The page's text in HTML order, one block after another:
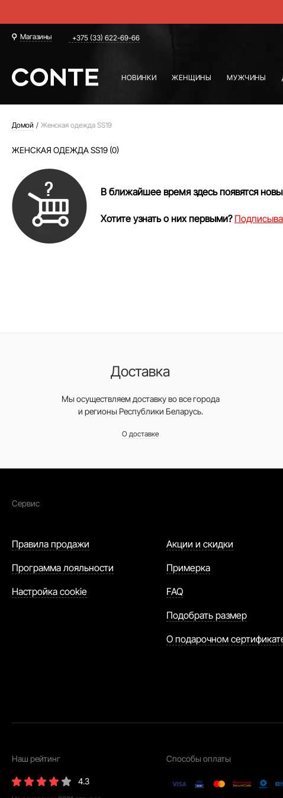
Магазины +375 (33) 622-69-66
НОВИНКИ ЖЕНЩИНЫ МУЖЧИНЫ
Домой Женская одежда SS19
ЖЕНСКАЯ ОДЕЖДА SS19 (0)
В ближайшее время здесь появятся
Хотите узнать о них первыми?
Доставка
Мы осуществляем доставку во все города
и регионы Республики Беларусь.
О доставке
Сервис
Правила продажи
Программа лояльности
Настройка cookie
Акции и скидки
Примерка
FAQ
Подобрать размер
О подарочном
Наш рейтинг
4.3
Способы оплаты